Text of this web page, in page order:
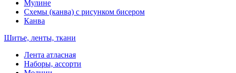
Мулине
Схемы (канва) с рисунком бисером
Канва
Шитье, ленты, ткани
Лента атласная
Наборы, ассорти